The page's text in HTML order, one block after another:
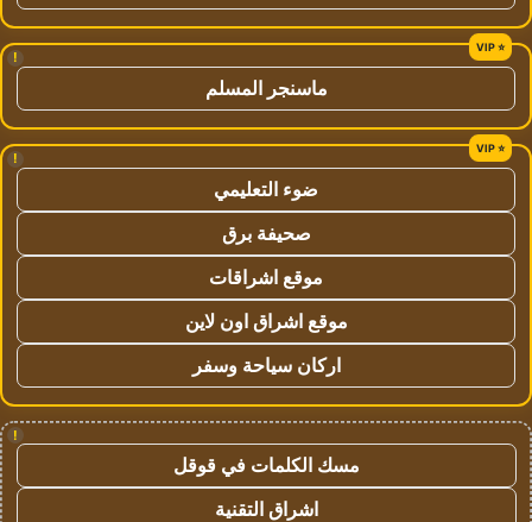
!
ماسنجر المسلم
!
ضوء التعليمي
صحيفة برق
موقع اشراقات
موقع اشراق اون لاين
اركان سياحة وسفر
!
مسك الكلمات في قوقل
اشراق التقنية